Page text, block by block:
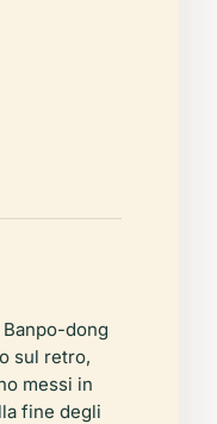
dong
sul retro,
messi in
fine degli